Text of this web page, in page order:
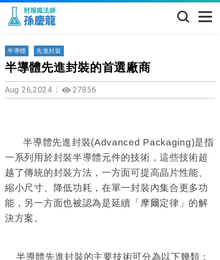
半導體 先進封裝
半導體先進封裝的首選廠商
Aug 26,2024 27856
半導體先進封裝(Advanced Packaging)是指
一系列用於封裝半導體元件的技術，這些技術超
越了傳統的封裝方法，一方面可提高晶片性能、
縮小尺寸、降低功耗，在單一封裝內集合更多功
能，另一方面也被認為是延續「摩爾定律」的解
決方案。
半導體先進封裝的主要技術可分為以下幾類：